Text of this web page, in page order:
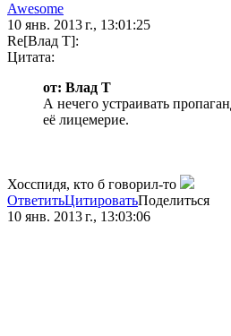
Awesome
10 янв. 2013 г., 13:01:25
Re[Влад Т]:
Цитата:
от: Влад Т
А нечего устраивать
её лицемерие.
Хосспидя, кто б говорил-то
ОтветитьЦитироватьПоделиться
10 янв. 2013 г., 13:03:06